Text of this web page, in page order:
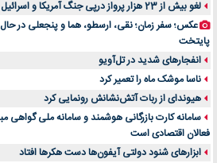
لغو بیش از 23 هزار پرواز درپی جنگ آمریکا و اسرائیل علیه ایران
عکس؛ سفر زمان؛ نقی، ارسطو، هما و پنجعلی در
پایتخت
انفجارهای شدید در تل‌آویو
ناسا موشک ماه را تعمیر کرد
هیوندای از ربات آتش‌نشانش رونمایی کرد
سامانه کارت بازرگانی هوشمند و سامانه ملی
فعالان اقتصادی است
ابزارهای شنود دولتی آیفون‌ها دست هکرها افتاد